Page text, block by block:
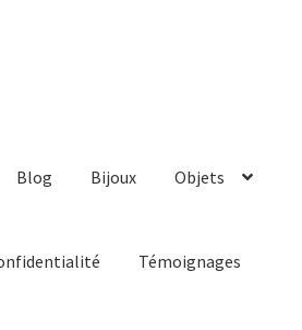
Blog Bijoux Objets
Témoignages